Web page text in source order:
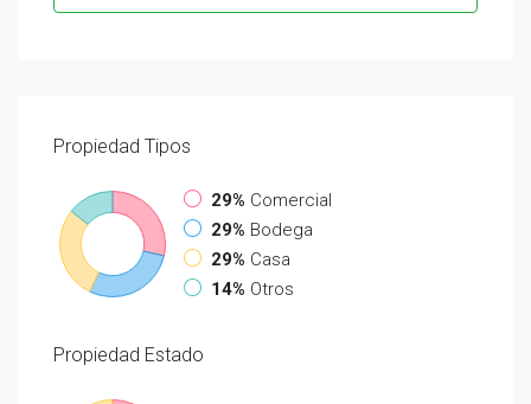
Propiedad Tipos
29% Comercial
29% Bodega
29% Casa
14% Otros
Propiedad Estado